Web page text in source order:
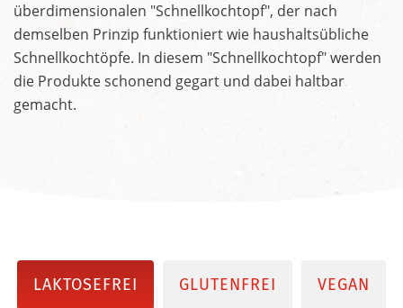
überdimensionalen "Schnellkochtopf", der nach
demselben Prinzip funktioniert wie haushaltsübliche
Schnellkochtöpfe. In diesem "Schnellkochtopf" werden
die Produkte schonend gegart und dabei haltbar
gemacht.
LAKTOSEFREI GLUTENFREI VEGAN